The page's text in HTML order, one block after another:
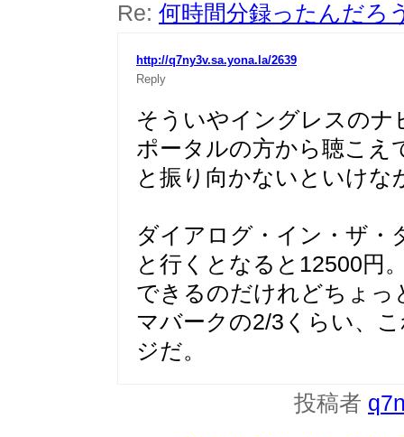
Re: 何時間分録ったんだろ
http://q7ny3v.sa.yona.la/2639
Reply
そういやイングレスのナ
ポータルの方から聴こえ
と振り向かないといけな
ダイアログ・イン・ザ・
と行くとなると12500円
できるのだけれどちょっ
マバークの2/3くらい、
ジだ。
投稿者